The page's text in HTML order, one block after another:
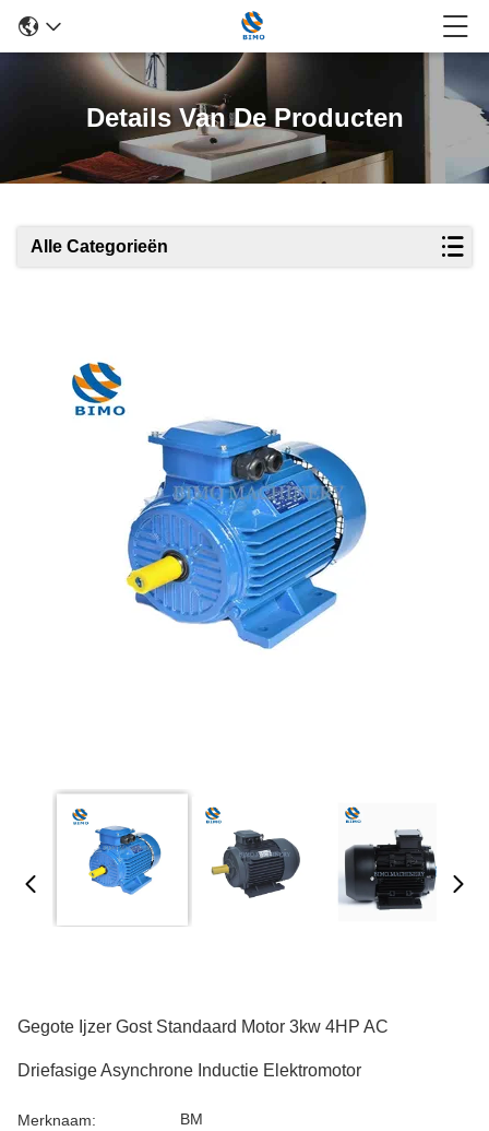
Details Van De Producten
Alle Categorieën
Gegote Ijzer Gost Standaard Motor 3kw 4HP AC
Driefasige Asynchrone Inductie Elektromotor
Merknaam: BM